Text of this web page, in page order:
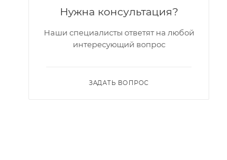
Нужна консультация?
Наши специалисты ответят на любой
интересующий вопрос
ЗАДАТЬ ВОПРОС